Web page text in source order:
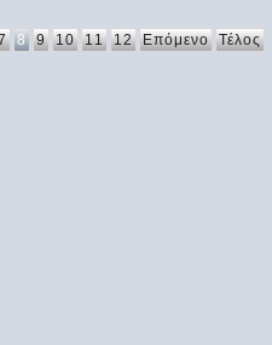
8 9 10 11 12 Επόμενο Τέλος